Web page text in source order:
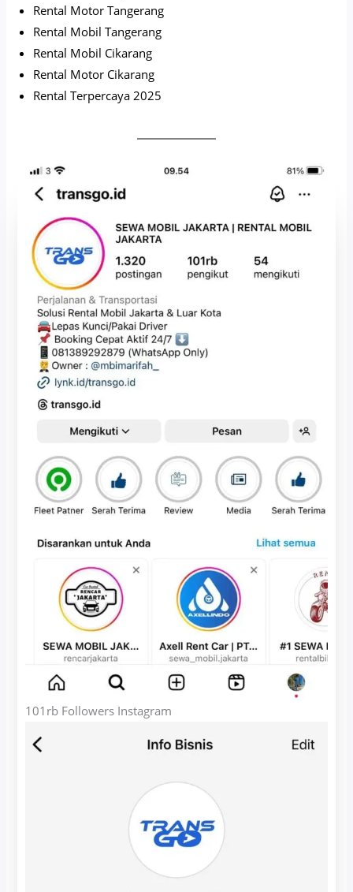
Rental Motor Tangerang
Rental Mobil Tangerang
Rental Mobil Cikarang
Rental Motor Cikarang
Rental Terpercaya 2025
101rb Followers Instagram